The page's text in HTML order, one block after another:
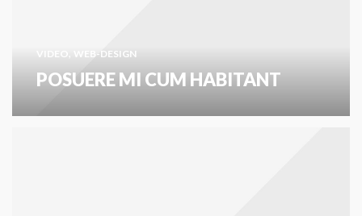
VIDEO WEB-DESIGN
POSUERE MI CUM HABITANT